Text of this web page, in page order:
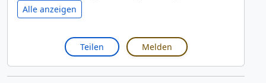
Alle anzeigen
Teilen Melden